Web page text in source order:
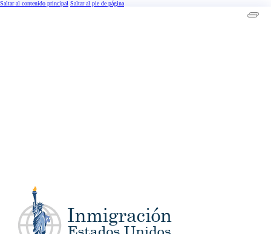
Saltar al contenido principal Saltar al pie de página